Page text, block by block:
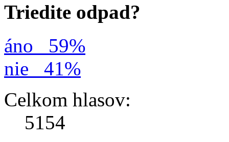
Triedite odpad?
áno
59%
nie
41%
Celkom hlasov:
5154